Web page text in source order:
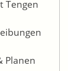
Tengen
Planen